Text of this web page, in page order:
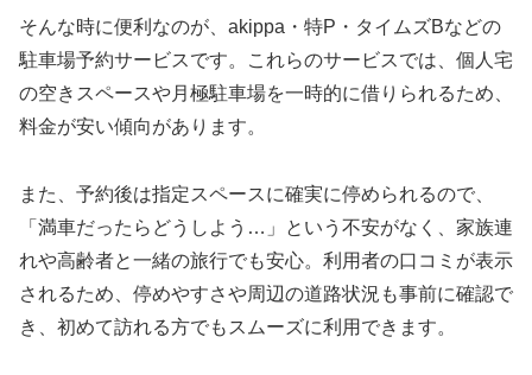
そんな時に便利なのが、akippa・特P・タイムズBなどの
駐車場予約サービスです。これらのサービスでは、個人宅
の空きスペースや月極駐車場を一時的に借りられるため、
料金が安い傾向があります。
また、予約後は指定スペースに確実に停められるので、
「満車だったらどうしよう…」という不安がなく、家族連
れや高齢者と一緒の旅行でも安心。利用者の口コミが表示
されるため、停めやすさや周辺の道路状況も事前に確認で
き、初めて訪れる方でもスムーズに利用できます。